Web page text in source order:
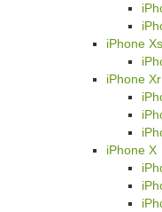
iPhone
iPhone Xr
iPhone X